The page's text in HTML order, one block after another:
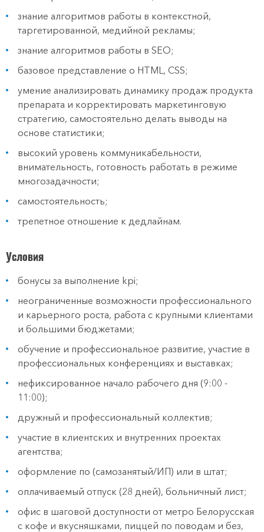
знание алгоритмов работы в контекстной,
таргетированной, медийной рекламы;
знание алгоритмов работы в SEO;
базовое представление о HTML, CSS;
умение анализировать динамику продаж продукта
препарата и корректировать маркетинговую
стратегию, самостоятельно делать выводы на
основе статистики;
высокий уровень коммуникабельности,
внимательность, готовность работать в режиме
многозадачности;
самостоятельность;
трепетное отношение к дедлайнам.
Условия
бонусы за выполнение kpi;
неограниченные возможности профессионального
и карьерного роста, работа с крупными клиентами
и большими бюджетами;
обучение и профессиональное развитие, участие в
профессиональных конференциях и выставках;
нефиксированное начало рабочего дня (9:00 -
11:00);
дружный и профессиональный коллектив;
участие в клиентских и внутренних проектах
агентства;
оформление по (самозанятый/ИП) или в штат;
оплачиваемый отпуск (28 дней), больничный лист;
офис в шаговой доступности от метро Белорусская
с кофе и вкусняшками, пиццей по поводам и без,